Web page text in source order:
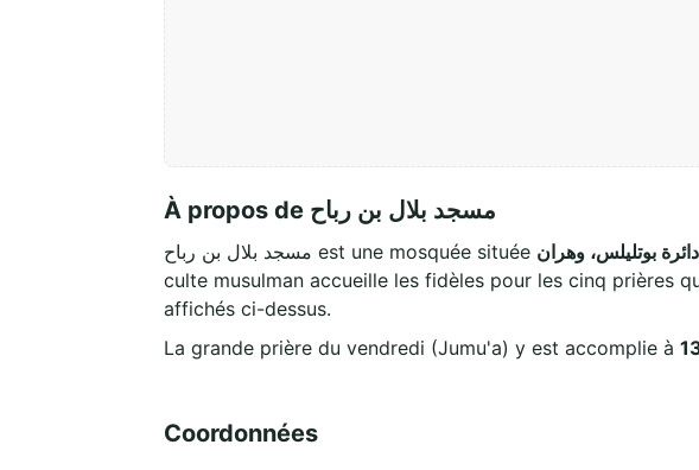
À propos de مسجد بلال بن رباح
مسجد بلال بن رباح est une mosquée située
culte musulman accueille les fidèles pour les cinq prières
affichés ci-dessus.
La grande prière du vendredi (Jumu'a) y est accomplie à
Coordonnées